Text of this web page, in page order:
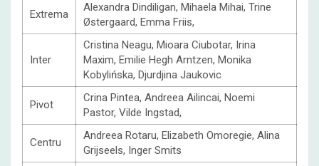
Extrema
Alexandra Dindiligan, Mihaela Mihai, Trine
Østergaard, Emma Friis,
Inter
Cristina Neagu, Mioara Ciubotar, Irina
Maxim, Emilie Hegh Arntzen, Monika
Kobylińska, Djurdjina Jaukovic
Pivot
Crina Pintea, Andreea Ailincai, Noemi
Pastor, Vilde Ingstad,
Centru
Andreea Rotaru, Elizabeth Omoregie, Alina
Grijseels, Inger Smits